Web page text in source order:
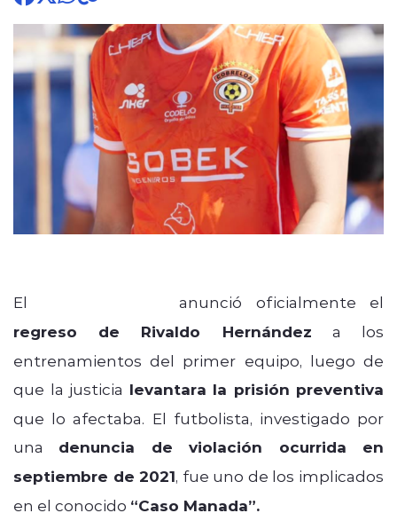
modo claro
El anunció oficialmente el
regreso de Rivaldo Hernández a los
entrenamientos del primer equipo, luego de
que la justicia levantara la prisión preventiva
que lo afectaba. El futbolista, investigado por
una denuncia de violación ocurrida en
septiembre de 2021, fue uno de los implicados
en el conocido “Caso Manada”.